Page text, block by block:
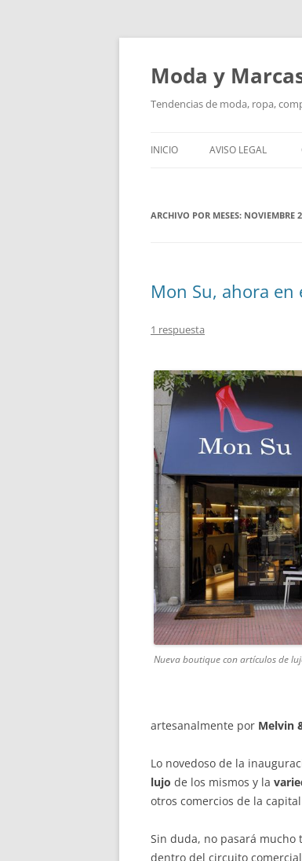
Saltar
contenido
Moda y
Tendencias de moda, ropa,
INICIO AVISO LEGAL
ARCHIVO POR MESES: NOVIEMBRE
Mon Su, ahora
1 respuesta
Nueva boutique con artículos de
artesanalmente por Melvin
Lo novedoso de la
lujo de los mismos y la
otros comercios de la
Sin duda, no pasará
dentro del circuito